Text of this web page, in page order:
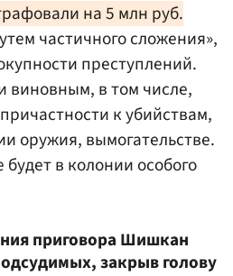
на 5 млн руб.
частичного сложения»,
преступлений.
виновным, в том числе,
к убийствам,
оружия, вымогательстве.
в колонии особого
приговора Шишкан
закрыв голову